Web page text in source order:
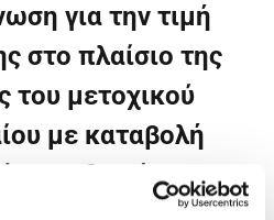
για την τιμή
στο πλαίσιο της
του μετοχικού
με καταβολή
και δικαίωμα